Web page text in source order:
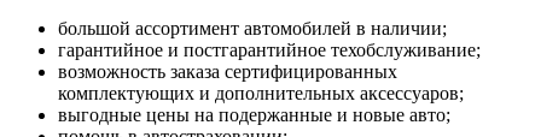
большой ассортимент автомобилей в наличии;
гарантийное и постгарантийное техобслуживание;
возможность заказа сертифицированных
комплектующих и дополнительных аксессуаров;
выгодные цены на подержанные и новые авто;